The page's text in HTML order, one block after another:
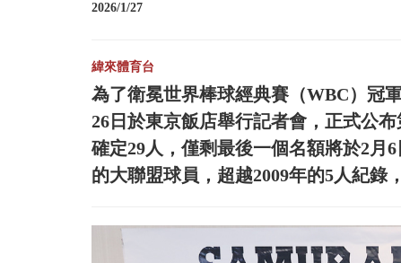
2026/1/27
緯來體育台
為了衛冕世界棒球經典賽（WBC）冠
26日於東京飯店舉行記者會，正式公
確定29人，僅剩最後一個名額將於2月
的大聯盟球員，超越2009年的5人紀錄